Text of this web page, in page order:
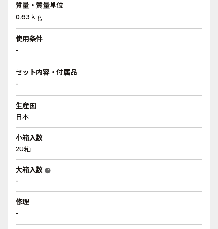
質量・質量単位
0.63ｋｇ
使用条件
-
セット内容・付属品
-
生産国
日本
小箱入数
20箱
大箱入数 help
-
修理
-